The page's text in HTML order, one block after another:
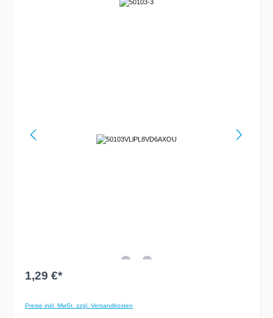
1,29 €*
Preise inkl. MwSt. zzgl. Versandkosten